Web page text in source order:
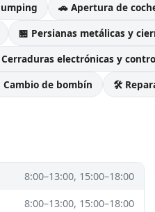
🚗 Apertura de
🏪 Persianas metálicas y
electrónicas y
de bombín
🛠️
8:00–13:00, 15:00–18:00
8:00–13:00, 15:00–18:00